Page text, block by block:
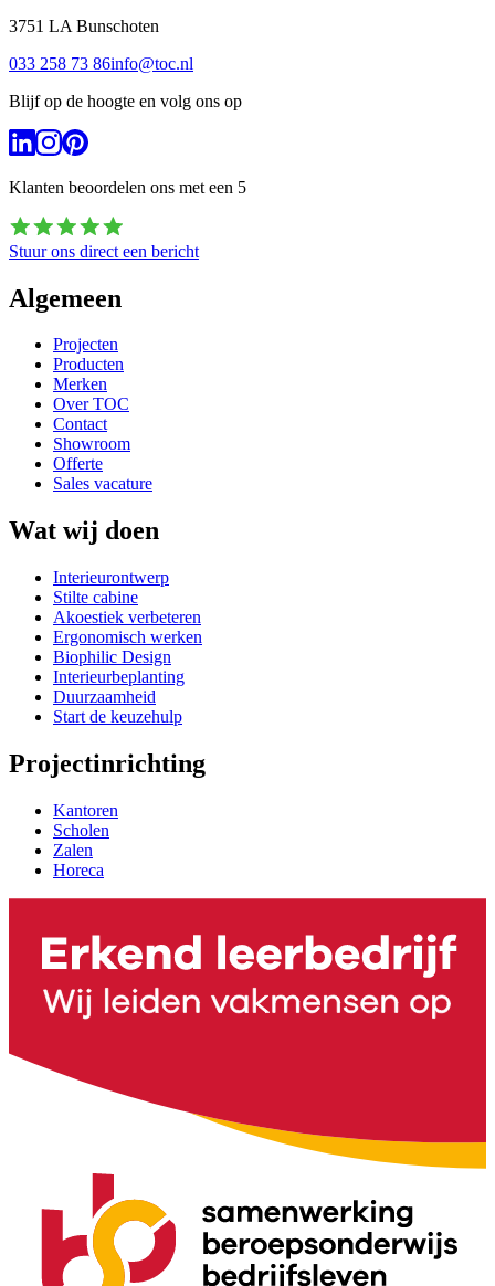
3751 LA Bunschoten
033 258 73 86info@toc.nl
Blijf op de hoogte en volg ons op
Klanten beoordelen ons met een 5
Stuur ons direct een bericht
Algemeen
Projecten
Producten
Merken
Over TOC
Contact
Showroom
Offerte
Sales vacature
Wat wij doen
Interieurontwerp
Stilte cabine
Akoestiek verbeteren
Ergonomisch werken
Biophilic Design
Interieurbeplanting
Duurzaamheid
Start de keuzehulp
Projectinrichting
Kantoren
Scholen
Zalen
Horeca